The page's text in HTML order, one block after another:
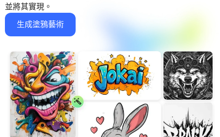
視頻效果
AI擁抱生成器
AI舞蹈生成器
支援的人工智慧模型
Seedance 2.0 Kling 2.6 Motion Control Veo 3.1
支援的人工智慧模型
Seedream 5.0 專業版 Nano Banana Pro Seedream 4.5
納米香蕉 通量 Kontext
人工智慧工具
照片增強器
物件移除器
浮水印去除器
並將其實現。
生成塗鴉藝術